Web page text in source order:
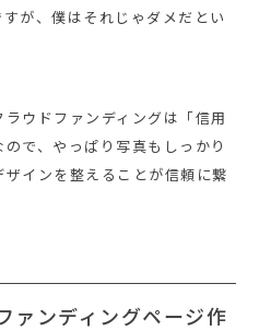
が、僕はそれじゃダメだとい
ウドファンディングは「信用
で、やっぱり写真もしっかり
インを整えることが信頼に繋
ァンディングページ作